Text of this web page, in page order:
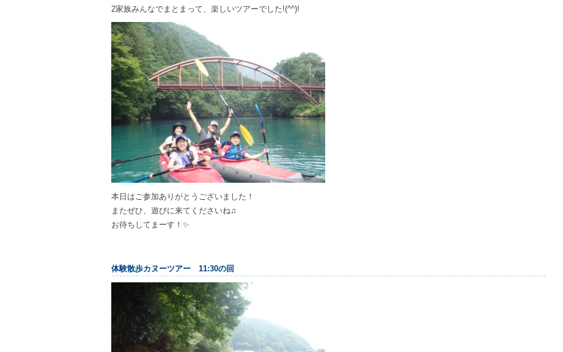
2家族みんなでまとまって、楽しいツアーでした!(^^)!
本日はご参加ありがとうございました！
またぜひ、遊びに来てくださいね♫
お待ちしてまーす！✨
体験散歩カヌーツアー 11:30の回